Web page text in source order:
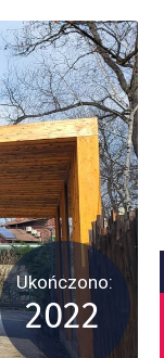
Ukończono:
2022